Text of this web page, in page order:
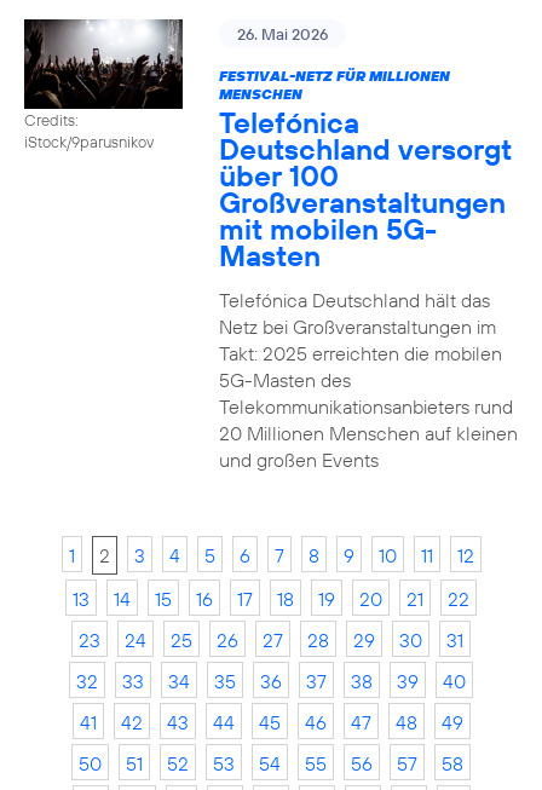
Credits:
iStock/9parusnikov
26. Mai 2026
FESTIVAL-NETZ FÜR MILLIONEN
MENSCHEN
Telefónica
Deutschland versorgt
über 100
Großveranstaltungen
mit mobilen 5G-
Masten
Telefónica Deutschland hält das
Netz bei Großveranstaltungen im
Takt: 2025 erreichten die mobilen
5G-Masten des
Telekommunikationsanbieters rund
20 Millionen Menschen auf kleinen
und großen Events
1 2 3 4 5 6 7 8 9 10 11
12
13
14 15 16 17 18 19 20 21
22
23
24 25 26 27 28 29 30
31
32
33 34 35 36 37 38 39
40
41
42 43 44 45 46 47 48
49
50
51 52 53 54 55 56 57 58